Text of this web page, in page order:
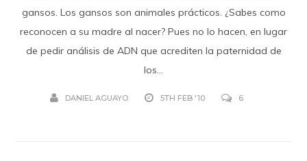
gansos. Los gansos son animales prácticos. ¿Sabes como
reconocen a su madre al nacer? Pues no lo hacen, en lugar
de pedir análisis de ADN que acrediten la paternidad de
los...
DANIEL AGUAYO 5TH FEB '10 6